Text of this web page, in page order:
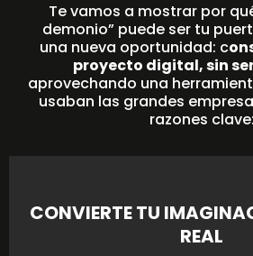
Te vamos a mostrar por
demonio” puede ser tu
una nueva oportunidad: c
proyecto digital, sin
aprovechando una
usaban las grandes
razones clave:
CONVIERTE TU
REAL